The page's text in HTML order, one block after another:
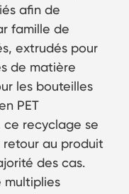
afin de
famille de
extrudés pour
de matière
les bouteilles
PET
recyclage se
au produit
des cas.
multiplies